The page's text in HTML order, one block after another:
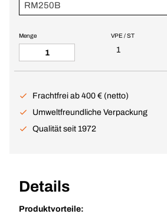
RM250B
VPE / ST
1
Menge
Frachtfrei ab 400 € (netto)
Umweltfreundliche Verpackung
Qualität seit 1972
Details
Produktvorteile: